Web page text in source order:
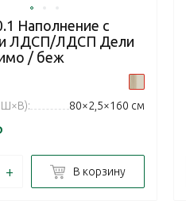
Наполнение с
ЛДСП/ЛДСП Дели
/ беж
80×2,5×160 см
+ В корзину